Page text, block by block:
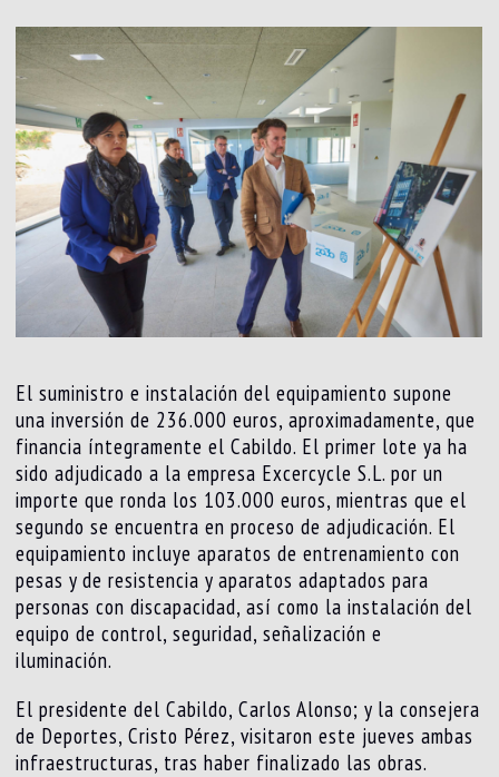
El suministro e instalación del equipamiento supone
una inversión de 236.000 euros, aproximadamente, que
financia íntegramente el Cabildo. El primer lote ya ha
sido adjudicado a la empresa Excercycle S.L. por un
importe que ronda los 103.000 euros, mientras que el
segundo se encuentra en proceso de adjudicación. El
equipamiento incluye aparatos de entrenamiento con
pesas y de resistencia y aparatos adaptados para
personas con discapacidad, así como la instalación del
equipo de control, seguridad, señalización e
iluminación.
El presidente del Cabildo, Carlos Alonso; y la consejera
de Deportes, Cristo Pérez, visitaron este jueves ambas
infraestructuras, tras haber finalizado las obras.